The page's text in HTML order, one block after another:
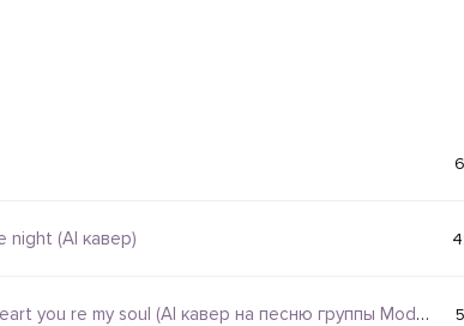
night (AI кавер)
you re my soul (AI кавер на песню группы Modern Talking)